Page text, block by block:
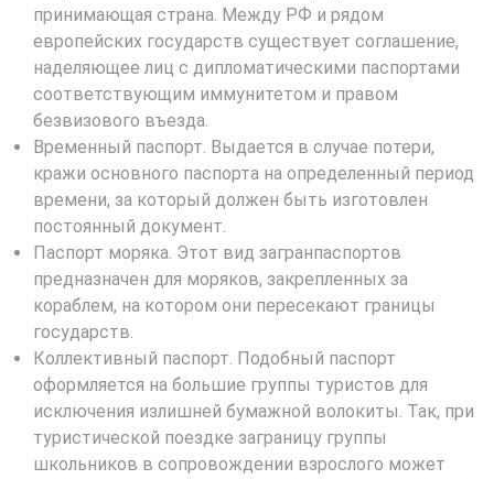
принимающая страна. Между РФ и рядом
европейских государств существует соглашение,
наделяющее лиц с дипломатическими паспортами
соответствующим иммунитетом и правом
безвизового въезда.
Временный паспорт. Выдается в случае потери,
кражи основного паспорта на определенный период
времени, за который должен быть изготовлен
постоянный документ.
Паспорт моряка. Этот вид загранпаспортов
предназначен для моряков, закрепленных за
кораблем, на котором они пересекают границы
государств.
Коллективный паспорт. Подобный паспорт
оформляется на большие группы туристов для
исключения излишней бумажной волокиты. Так, при
туристической поездке заграницу группы
школьников в сопровождении взрослого может